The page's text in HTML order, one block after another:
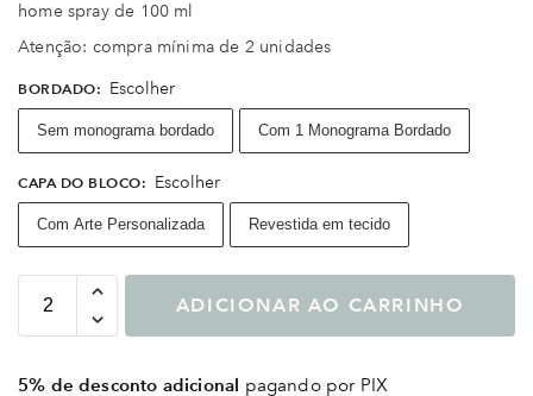
home spray de 100 ml
Atenção: compra mínima de 2 unidades
BORDADO: Escolher
Sem monograma bordado Com 1 Monograma Bordado
CAPA DO BLOCO: Escolher
Com Arte Personalizada Revestida em tecido
ADICIONAR AO CARRINHO
5% de desconto adicional pagando por PIX